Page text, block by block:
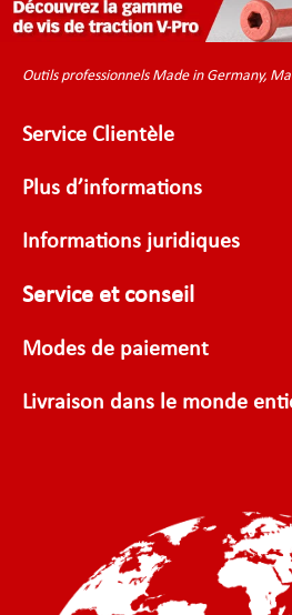
Outils professionnels Made in Germany,
Service Clientèle
Plus d’informations
Informations juridiques
Service et conseil
Modes de paiement
Livraison dans le monde